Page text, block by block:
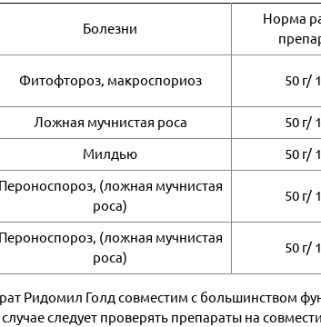
Болезни
Норма
Фитофтороз, макроспориоз 50 г/
Ложная мучнистая роса 50 г/
Милдью 50 г/
Пероноспороз, (ложная мучнистая
роса)
50 г/
Пероноспороз, (ложная мучнистая
роса)
50 г/
Ридомил Голд совместим с большинством
следует проверять препараты на